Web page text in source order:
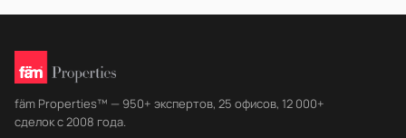
fäm Properties™ — 950+ экспертов, 25 офисов, 12 000+
сделок с 2008 года.